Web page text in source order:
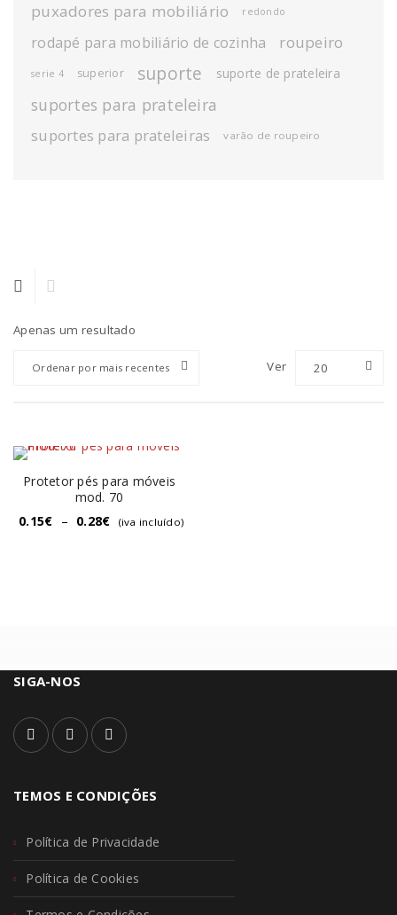
puxadores para mobiliário redondo
rodapé para mobiliário de cozinha roupeiro
serie 4 superior suporte suporte de prateleira
suportes para prateleira
suportes para prateleiras varão de roupeiro
Apenas um resultado
Ordenar por mais recentes Ver 20
Protetor pés para móveis
mod. 70
0.15€ – 0.28€ (iva incluído)
SIGA-NOS
TEMOS E CONDIÇÕES
Política de Privacidade
Política de Cookies